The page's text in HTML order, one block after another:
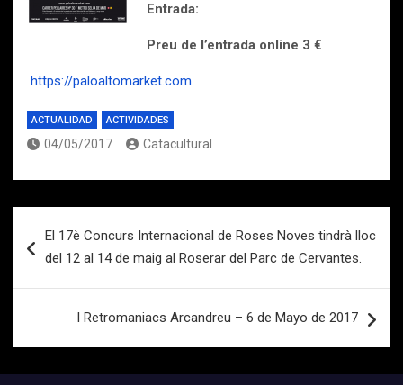
Entrada:
Preu de l’entrada online 3 €
https://paloaltomarket.com
ACTUALIDAD ACTIVIDADES
04/05/2017 Catacultural
de
El 17è Concurs Internacional de Roses Noves tindrà lloc
del 12 al 14 de maig al Roserar del Parc de Cervantes.
I Retromaniacs Arcandreu – 6 de Mayo de 2017